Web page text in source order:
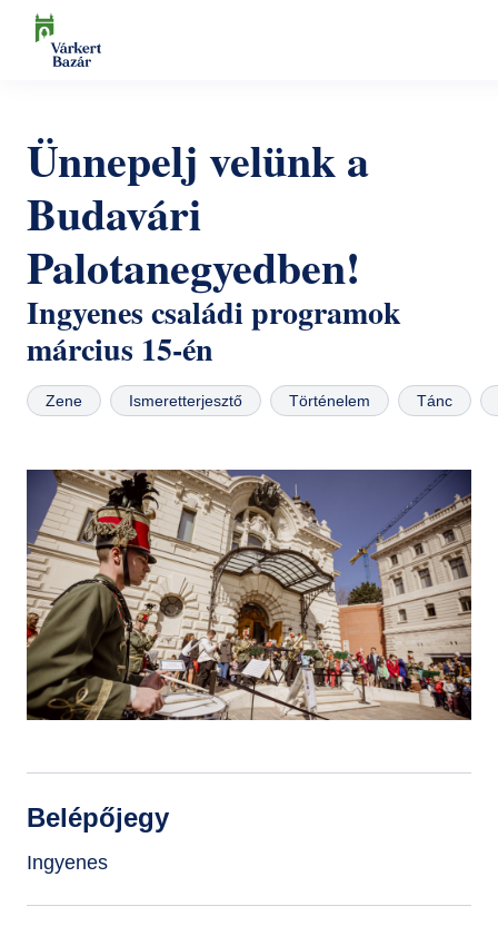
Ugrás
Kulturális események
Kiállítások
Múzeumpedagógia
Látogatóknak
Aktualitások
Rólunk
Helyszínek
Házirend
GYIK
Kapcsolat
Elérhetőség
Megközelítés
Helyszínbérlés
Jegyvásárlás
Online jegyek
Infopont, jegypénztár
Ünnepelj velünk a
Budavári
Palotanegyedben!
Ingyenes családi programok
március 15-én
Zene Ismeretterjesztő Történelem Tánc
Belépőjegy
Ingyenes